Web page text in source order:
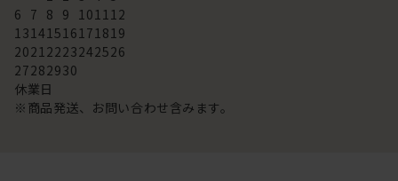
6 7 8 9 101112
13141516171819
20212223242526
27282930
休業日
※商品発送、お問い合わせ含みます。